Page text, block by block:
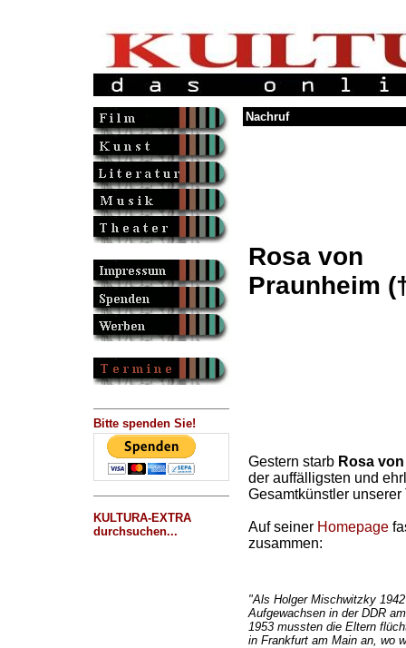
Bitte spenden Sie!
KULTURA-EXTRA
durchsuchen...
Nachruf
Rosa von
Praunheim
Gestern starb Rosa
der auffälligsten und
Gesamtkünstler unserer
Auf seiner Homepage
zusammen:
"Als Holger Mischwitzky
Aufgewachsen in der DDR
1953 mussten die Eltern
in Frankfurt am Main an, wo